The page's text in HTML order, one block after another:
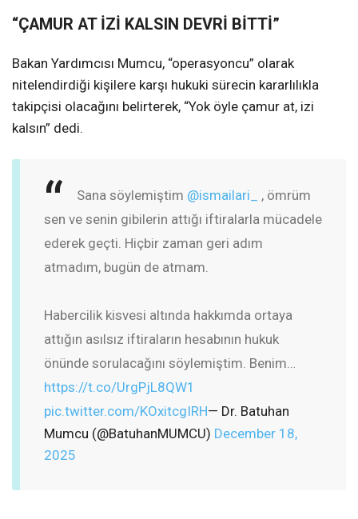
“ÇAMUR AT İZİ KALSIN DEVRİ BİTTİ”
Bakan Yardımcısı Mumcu, “operasyoncu” olarak
nitelendirdiği kişilere karşı hukuki sürecin kararlılıkla
takipçisi olacağını belirterek, “Yok öyle çamur at, izi
kalsın” dedi.
Sana söylemiştim @ismailari_
, ömrüm
sen ve senin gibilerin attığı iftiralarla mücadele
ederek geçti. Hiçbir zaman geri adım
atmadım, bugün de atmam.
Habercilik kisvesi altında hakkımda ortaya
attığın asılsız iftiraların hesabının hukuk
önünde sorulacağını söylemiştim. Benim…
https://t.co/UrgPjL8QW1
pic.twitter.com/KOxitcgIRH— Dr. Batuhan
Mumcu (@BatuhanMUMCU) December 18,
2025